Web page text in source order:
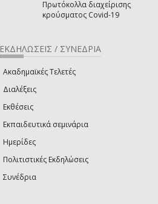
Πρωτόκολλα διαχείρισης
κρούσματος Covid-19
ΕΚΔΗΛΩΣΕΙΣ / ΣΥΝΕΔΡΙΑ
Ακαδημαϊκές Τελετές
Διαλέξεις
Εκθέσεις
Εκπαιδευτικά σεμινάρια
Ημερίδες
Πολιτιστικές Εκδηλώσεις
Συνέδρια